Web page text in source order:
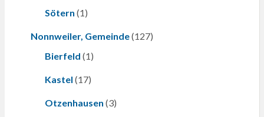
Sötern (1)
Nonnweiler, Gemeinde(127)
Bierfeld (1)
Kastel (17)
Otzenhausen (3)